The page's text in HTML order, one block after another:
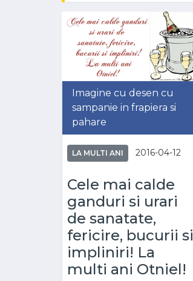
Imagine cu desen cu
sampanie in frapiera si
pahare
LA MULTI ANI 2016-04-12
Cele mai calde
ganduri si urari
de sanatate,
fericire, bucurii si
impliniri! La
multi ani Otniel!